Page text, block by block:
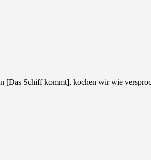
[Das Schiff kommt], kochen wir wie